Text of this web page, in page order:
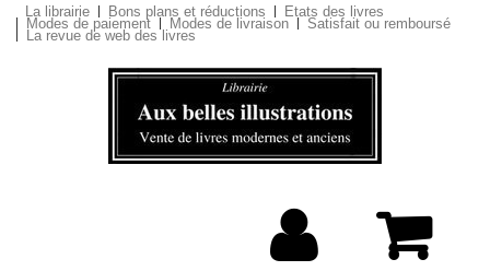
La librairie Bons plans et réductions Etats des livres
Modes de paiement Modes de livraison Satisfait ou remboursé
La revue de web des livres